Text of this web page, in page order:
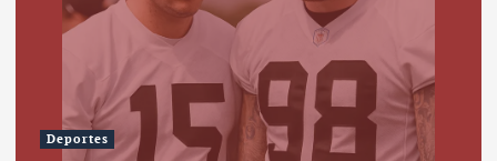
Deportes